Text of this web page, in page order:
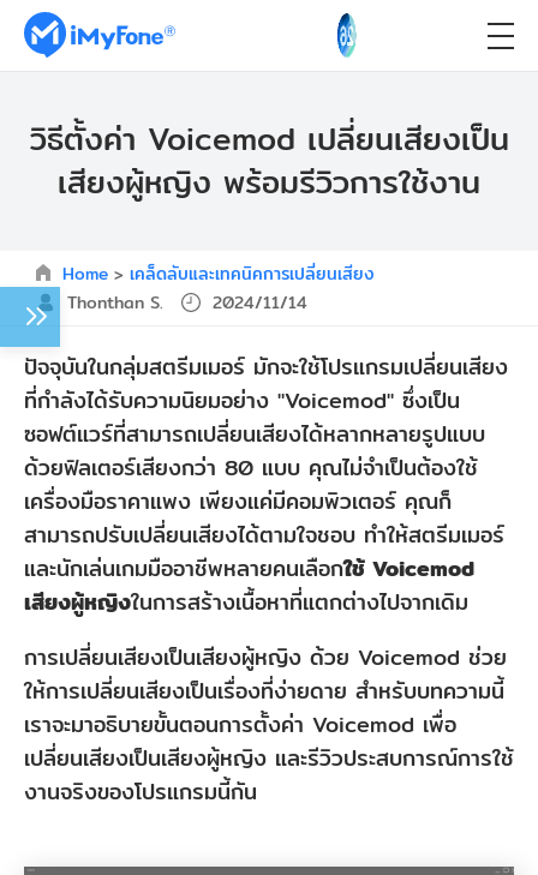
วิธีตั้งค่า Voicemod เปลี่ยนเสียงเป็น
เสียงผู้หญิง พร้อมรีวิวการใช้งาน
Home > เคล็ดลับและเทคนิคการเปลี่ยนเสียง
Thonthan S.
2024/11/14
ปัจจุบันในกลุ่มสตรีมเมอร์ มักจะใช้โปรแกรมเปลี่ยนเสียง
ที่กำลังได้รับความนิยมอย่าง "Voicemod" ซึ่งเป็น
ซอฟต์แวร์ที่สามารถเปลี่ยนเสียงได้หลากหลายรูปแบบ
ด้วยฟิลเตอร์เสียงกว่า 80 แบบ คุณไม่จำเป็นต้องใช้
เครื่องมือราคาแพง เพียงแค่มีคอมพิวเตอร์ คุณก็
สามารถปรับเปลี่ยนเสียงได้ตามใจชอบ ทำให้สตรีมเมอร์
และนักเล่นเกมมืออาชีพหลายคนเลือกใช้ Voicemod
เสียงผู้หญิงในการสร้างเนื้อหาที่แตกต่างไปจากเดิม
การเปลี่ยนเสียงเป็นเสียงผู้หญิง ด้วย Voicemod ช่วย
ให้การเปลี่ยนเสียงเป็นเรื่องที่ง่ายดาย สำหรับบทความนี้
เราจะมาอธิบายขั้นตอนการตั้งค่า Voicemod เพื่อ
เปลี่ยนเสียงเป็นเสียงผู้หญิง และรีวิวประสบการณ์การใช้
งานจริงของโปรแกรมนี้กัน